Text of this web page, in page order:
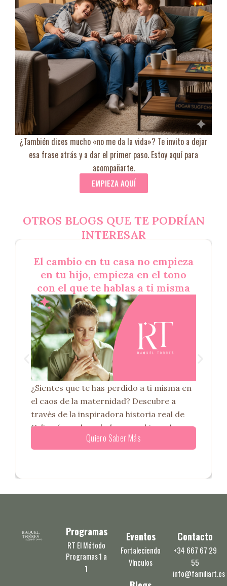
¿También dices mucho «no me da la vida»? Te invito a dejar
esa frase atrás y a dar el primer paso. Estoy aquí para
acompañarte.
EMPIEZA AQUÍ
OTROS BLOGS QUE TE PODRÍAN
INTERESAR
El cambio en tu casa no empieza
en tu hijo, empieza en el tono
con el que te hablas a ti misma
¿Sientes que te has perdido a ti misma en
el caos de la maternidad? Descubre a
través de la inspiradora historia real de
Celia cómo el verdadero cambio en la
Quiero Saber Más
Programas
RT El Método
Programas 1 a
1
Eventos
Fortaleciendo
Vínculos
Contacto
+34 667 67 29
55
info@familiart.es